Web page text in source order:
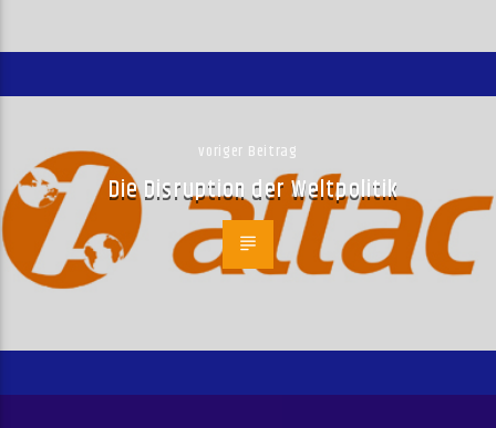
voriger Beitrag
Die Disruption der Weltpolitik